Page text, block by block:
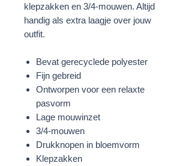
klepzakken en 3/4-mouwen. Altijd
handig als extra laagje over jouw
outfit.
Bevat gerecyclede polyester
Fijn gebreid
Ontworpen voor een relaxte
pasvorm
Lage mouwinzet
3/4-mouwen
Drukknopen in bloemvorm
Klepzakken